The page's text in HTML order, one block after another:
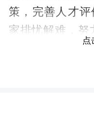
策，完善人才
家排忧解难，努
留人、待遇留人
点